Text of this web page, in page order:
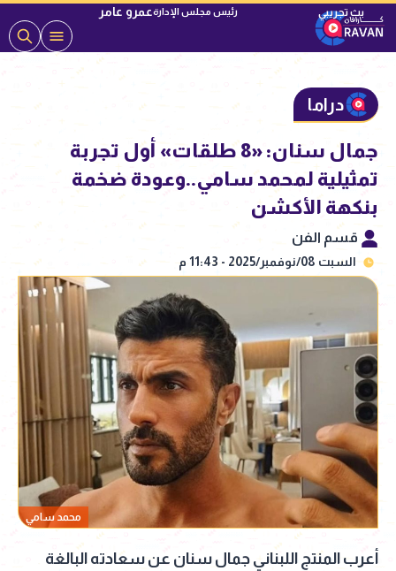
رئيس مجلس الإدارةعمرو عامر
دراما
جمال سنان: «8 طلقات» أول تجربة
تمثيلية لمحمد سامي..وعودة ضخمة
بنكهة الأكشن
قسم الفن
السبت 08/نوفمبر/2025 - 11:43 م
محمد سامي
أعرب المنتج اللبناني جمال سنان عن سعادته البالغة